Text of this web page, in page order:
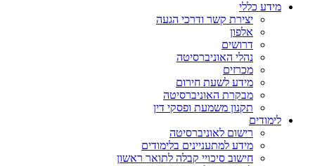
מידע כללי
יצירת קשר ודרכי הגעה
אלפון
דרושים
נהלי האוניברסיטה
מכרזים
מידע לשעת חירום
מבקרת האוניברסיטה
תקנון משמעת ופסקי דין
לימודים
רישום לאוניברסיטה
מידע למתעניינים בלימודים
חישוב סיכויי קבלה לתואר ראשון